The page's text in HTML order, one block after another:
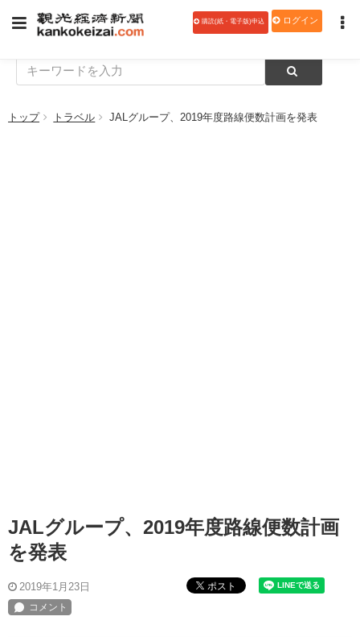
購読(紙・電子版)申込 ログイン
トップ トラベル JALグループ、2019年度路線便数計画を発表
JALグループ、2019年度路線便数計画
を発表
2019年1月23日 ポスト